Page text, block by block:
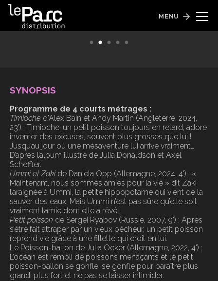
MENU
Sortie le 8 octobre 2025
SYNOPSIS
Programme de 4 courts métrages :
Timioche d'Alex Bain et Andy Martin (Angleterre, 2024,
23') : Timioche, un petit poisson toujours en retard, adore
inventer des excuses, souvent plus grosses que lui !
Jusqu’au jour où une mésaventure lui arrive vraiment…
D’après l’album illustré de Julia Donaldson et Axel
Scheffler.
Ummi et Zakide Daniela Opp (Allemagne, 2024, 4') : «
Maintenant, nous sommes amies pour la vie » dit Zaki
l’araignée à Ummi, la petite hippopotame qui vient de la
sauver des eaux. Mais Ummi n’est pas sûre qu’elle soit
vraiment l’amie dont elle a rêvé…
Petit poisson de Sergei Ryabov (Russie, 2007, 9') : Après
s’être fait attraper par un vieux pêcheur, un petit poisson
reprend vie grâce à une fillette qui croit en lui.
Le Poisson-ballon de Julia Ocker (Allemagne, 2022, 4') :
L’océan est rempli de poissons menaçants et le petit
poisson-ballon se gonfle, se gonfle pour paraître plus
grand, plus fort et ne pas se laisser intimider.